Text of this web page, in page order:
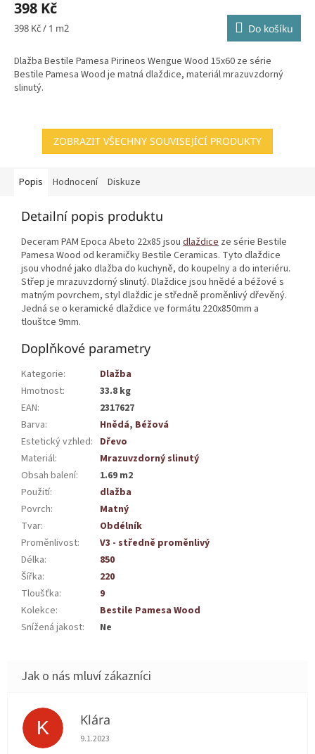
398 Kč
Měrná
398 Kč / 1 m2 Do košíku
Dlažba Bestile Pamesa Pirineos Wengue Wood 15x60 ze série
Bestile Pamesa Wood je matná dlaždice, materiál mrazuvzdorný
slinutý.
ZOBRAZIT VŠECHNY SOUVISEJÍCÍ PRODUKTY
Popis Hodnocení Diskuze
Detailní popis produktu
Deceram PAM Epoca Abeto 22x85 jsou dlaždice ze série Bestile
Pamesa Wood od keramičky Bestile Ceramicas. Tyto dlaždice
jsou vhodné jako dlažba do kuchyně, do koupelny a do interiéru.
Střep je mrazuvzdorný slinutý. Dlaždice jsou hnědé a béžové s
matným povrchem, styl dlaždic je středně proměnlivý dřevěný.
Jedná se o keramické dlaždice ve formátu 220x850mm a
tlouštce 9mm.
Doplňkové parametry
Kategorie:
Dlažba
Hmotnost:
33.8 kg
EAN:
2317627
Barva: Hnědá, Béžová
Estetický vzhled: Dřevo
Materiál:
Mrazuvzdorný slinutý
Obsah balení:
1.69 m2
Použití:
dlažba
Povrch:
Matný
Tvar:
Obdélník
Proměnlivost:
V3 - středně proměnlivý
Délka:
850
Šířka:
220
Tloušťka:
9
Kolekce:
Bestile Pamesa Wood
Snížená jakost: Ne
K Klára
Hodnocení obchodu je 5 z 5 hvězdiček.
9.1.2023